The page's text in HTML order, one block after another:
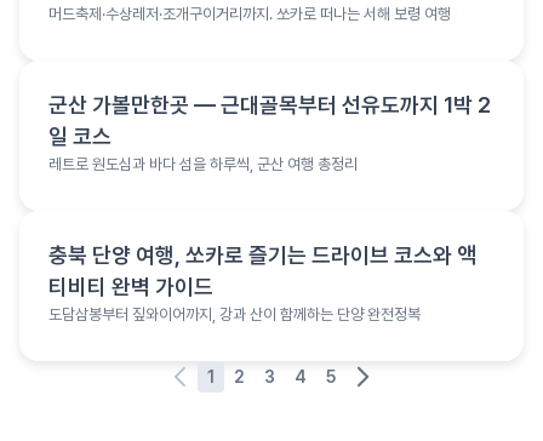
머드축제·수상레저·조개구이거리까지. 쏘카로 떠나는 서해 보령 여행
여행 정보
군산 가볼만한곳 — 근대골목부터 선유도까지 1박 2
일 코스
레트로 원도심과 바다 섬을 하루씩, 군산 여행 총정리
여행 정보
충북 단양 여행, 쏘카로 즐기는 드라이브 코스와 액
티비티 완벽 가이드
도담삼봉부터 짚와이어까지, 강과 산이 함께하는 단양 완전정복
1 2 3 4 5